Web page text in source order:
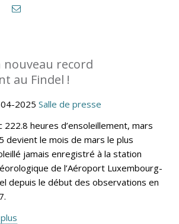
nouveau record
au Findel !
2025 Salle de presse
222.8 heures d’ensoleillement, mars
devient le mois de mars le plus
jamais enregistré à la station
de l’Aéroport Luxembourg-
depuis le début des observations en